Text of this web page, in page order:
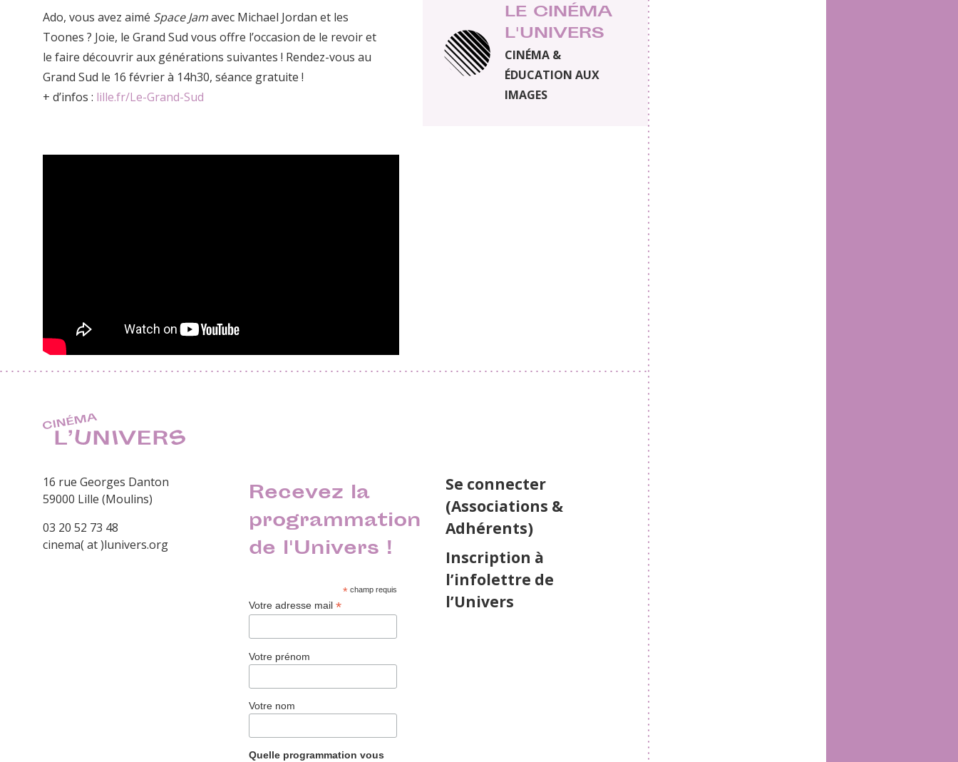
LE CINÉMA
L'UNIVERS
CINÉMA &
ÉDUCATION AUX
IMAGES
Ado, vous avez aimé Space Jamavec Michael Jordan et les
Toones ? Joie, le Grand Sud vous offre l’occasion de le revoir et
le faire découvrir aux générations suivantes ! Rendez-vous au
Grand Sud le 16 février à 14h30, séance gratuite !
+ d’infos : lille.fr/Le-Grand-Sud
16 rue Georges Danton
59000 Lille (Moulins)
03 20 52 73 48
cinema( at )lunivers.org
Recevez la
programmation
de l'Univers !
*champ requis
Votre adresse mail*
Votre prénom
Votre nom
Quelle programmation vous
Se connecter
(Associations &
Adhérents)
Inscription à
l’infolettre de
l’Univers